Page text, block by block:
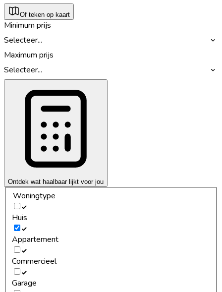
Of teken op kaart
Minimum prijs
Selecteer...
Maximum prijs
Selecteer...
Ontdek wat haalbaar lijkt voor jou
Woningtype
Huis
Appartement
Commercieel
Garage